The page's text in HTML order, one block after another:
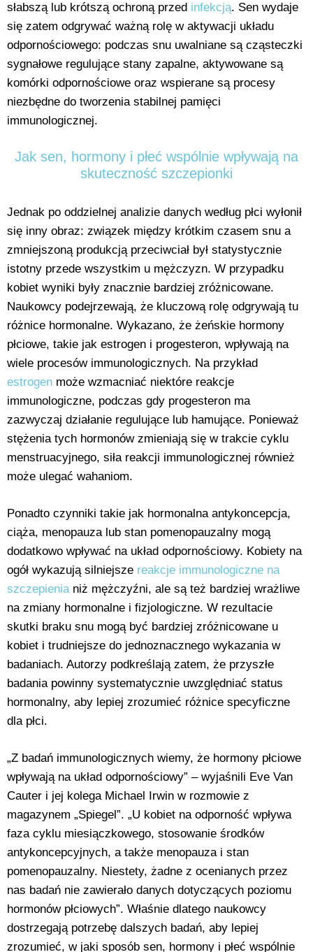
słabszą lub krótszą ochroną przed infekcją. Sen wydaje
się zatem odgrywać ważną rolę w aktywacji układu
odpornościowego: podczas snu uwalniane są cząsteczki
sygnałowe regulujące stany zapalne, aktywowane są
komórki odpornościowe oraz wspierane są procesy
niezbędne do tworzenia stabilnej pamięci
immunologicznej.
Jak sen, hormony i płeć wspólnie wpływają na
skuteczność szczepionki
Jednak po oddzielnej analizie danych według płci wyłonił
się inny obraz: związek między krótkim czasem snu a
zmniejszoną produkcją przeciwciał był statystycznie
istotny przede wszystkim u mężczyzn. W przypadku
kobiet wyniki były znacznie bardziej zróżnicowane.
Naukowcy podejrzewają, że kluczową rolę odgrywają tu
różnice hormonalne. Wykazano, że żeńskie hormony
płciowe, takie jak estrogen i progesteron, wpływają na
wiele procesów immunologicznych. Na przykład
estrogen może wzmacniać niektóre reakcje
immunologiczne, podczas gdy progesteron ma
zazwyczaj działanie regulujące lub hamujące. Ponieważ
stężenia tych hormonów zmieniają się w trakcie cyklu
menstruacyjnego, siła reakcji immunologicznej również
może ulegać wahaniom.
Ponadto czynniki takie jak hormonalna antykoncepcja,
ciąża, menopauza lub stan pomenopauzalny mogą
dodatkowo wpływać na układ odpornościowy. Kobiety na
ogół wykazują silniejsze reakcje immunologiczne na
szczepienianiż mężczyźni, ale są też bardziej wrażliwe
na zmiany hormonalne i fizjologiczne. W rezultacie
skutki braku snu mogą być bardziej zróżnicowane u
kobiet i trudniejsze do jednoznacznego wykazania w
badaniach. Autorzy podkreślają zatem, że przyszłe
badania powinny systematycznie uwzględniać status
hormonalny, aby lepiej zrozumieć różnice specyficzne
dla płci.
„Z badań immunologicznych wiemy, że hormony płciowe
wpływają na układ odpornościowy” – wyjaśnili Eve Van
Cauter i jej kolega Michael Irwin w rozmowie z
magazynem „Spiegel”. „U kobiet na odporność wpływa
faza cyklu miesiączkowego, stosowanie środków
antykoncepcyjnych, a także menopauza i stan
pomenopauzalny. Niestety, żadne z ocenianych przez
nas badań nie zawierało danych dotyczących poziomu
hormonów płciowych”. Właśnie dlatego naukowcy
dostrzegają potrzebę dalszych badań, aby lepiej
zrozumieć, w jaki sposób sen, hormony i płeć wspólnie